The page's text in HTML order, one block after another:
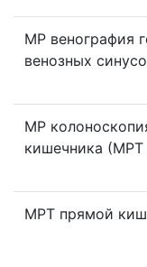
МР венография
венозных
МР
кишечника
МРТ прямой